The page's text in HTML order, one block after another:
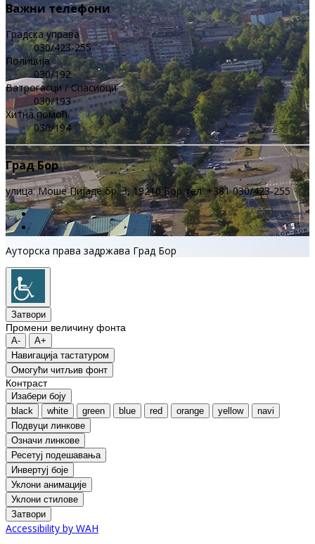
Важни телефони
Градска управа
030/423-255
Полиција
030/192
Ватрогасци / Спасиоци
030/193
Хитна помоћ
030/194
Град Бор
улица: Моше Пијаде бр. 3, 19210 Бор тел: +381 030/423-255
Ауторска права задржава Град Бор
Затвори
Промени величину фонта
A-
A+
Навигација тастатуром
Oмогући читљив фонт
Контраст
Изабери боју
black
white green blue red orange yellow
navi
Подвуци линкове
Означи линкове
Ресетуј подешавања
Инвертуј боје
Уклони анимације
Уклони стилове
Затвори
Accessibility by WAH